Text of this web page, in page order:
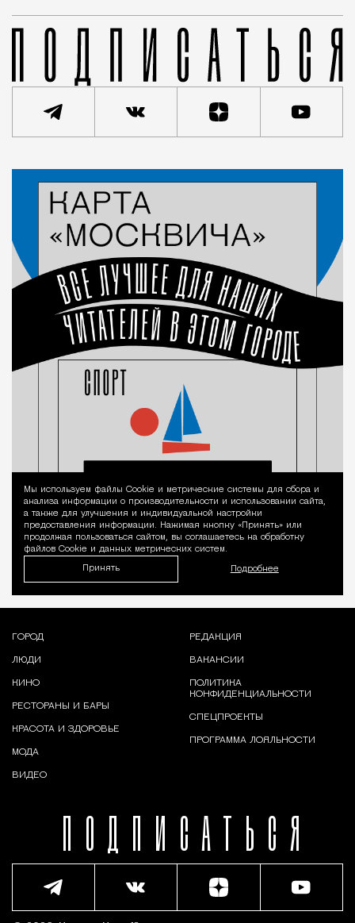
Уведомление
Мы используем файлы Сookie и метрические системы для сбора и
анализа информации о производительности и использовании сайта,
а также для улучшения и индивидуальной настройки
предоставления информации. Нажимая кнопку «Принять» или
продолжая пользоваться сайтом, вы соглашаетесь на обработку
файлов Cookie и данных метрических систем.
Принять Подробнее
ПОДПИСАТЬСЯ
ГОРОД
ЛЮДИ
КИНО
РЕСТОРАНЫ И БАРЫ
КРАСОТА И ЗДОРОВЬЕ
МОДА
ВИДЕО
РЕДАКЦИЯ
ВАКАНСИИ
ПОЛИТИКА
КОНФИДЕНЦИАЛЬНОСТИ
СПЕЦПРОЕКТЫ
ПРОГРАММА ЛОЯЛЬНОСТИ